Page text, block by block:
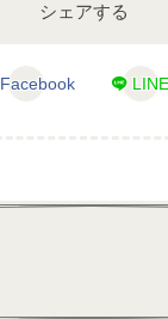
シェアする
Facebook LINE